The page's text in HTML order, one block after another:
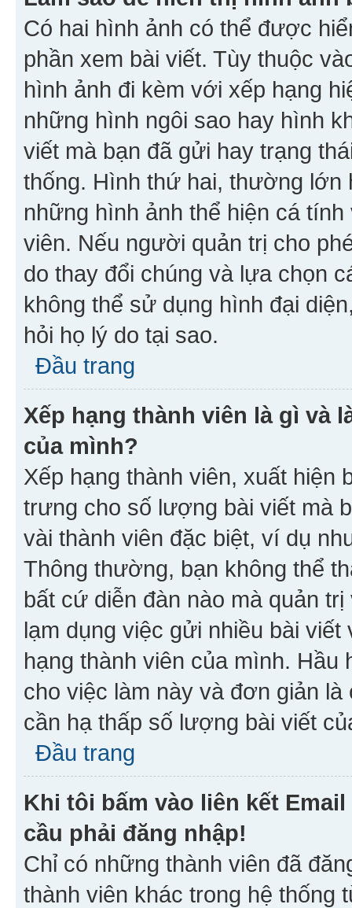
Có hai hình ảnh có thể được
phần xem bài viết. Tùy thuộc
hình ảnh đi kèm với xếp hạng
những hình ngôi sao hay hình
viết mà bạn đã gửi hay trạng
thống. Hình thứ hai, thường
những hình ảnh thể hiện cá
viên. Nếu người quản trị cho
do thay đổi chúng và lựa chọn
không thể sử dụng hình đại
hỏi họ lý do tại sao.
Đầu trang
Xếp hạng thành viên là gì và
của mình?
Xếp hạng thành viên, xuất
trưng cho số lượng bài viết mà
vài thành viên đặc biệt, ví dụ
Thông thường, bạn không thể
bất cứ diễn đàn nào mà quản
lạm dụng việc gửi nhiều bài
hạng thành viên của mình. Hầu
cho việc làm này và đơn giản
cần hạ thấp số lượng bài viết
Đầu trang
Khi tôi bấm vào liên kết
cầu phải đăng nhập!
Chỉ có những thành viên đã
thành viên khác trong hệ thống